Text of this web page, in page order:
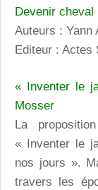
Devenir cheval
Auteurs : Yann
Editeur : Actes
« Inventer le
Mosser
La
« Inventer le
nos jours ».
travers les